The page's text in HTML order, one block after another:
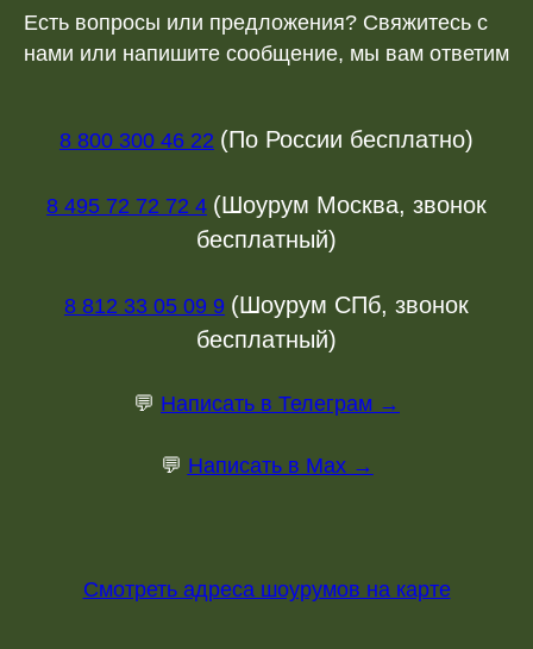
Есть вопросы или предложения? Свяжитесь с
нами или напишите сообщение, мы вам ответим
8 800 300 46 22 (По России бесплатно)
8 495 72 72 72 4 (Шоурум Москва, звонок
бесплатный)
8 812 33 05 09 9 (Шоурум СПб, звонок
бесплатный)
💬 Написать в Телеграм →
💬 Написать в Max →
Смотреть адреса шоурумов на карте